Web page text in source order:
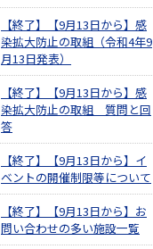
【終了】【9月13日から】感
染拡大防止の取組（令和4年9
月13日発表）
【終了】【9月13日から】感
染拡大防止の取組 質問と回
答
【終了】【9月13日から】イ
ベントの開催制限等について
【終了】【9月13日から】お
問い合わせの多い施設一覧